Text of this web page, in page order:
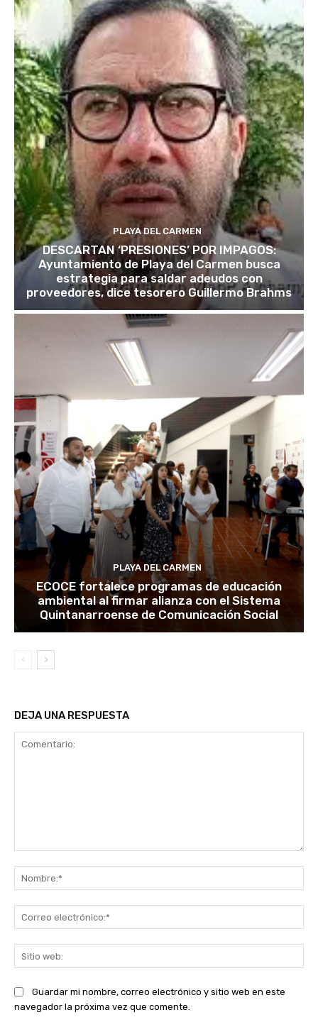
PLAYA DEL CARMEN
DESCARTAN ‘PRESIONES’ POR IMPAGOS:
Ayuntamiento de Playa del Carmen busca
estrategia para saldar adeudos con
proveedores, dice tesorero Guillermo Brahms
PLAYA DEL CARMEN
ECOCE fortalece programas de educación
ambiental al firmar alianza con el Sistema
Quintanarroense de Comunicación Social
DEJA UNA RESPUESTA
Guardar mi nombre, correo electrónico y sitio web en este
navegador la próxima vez que comente.